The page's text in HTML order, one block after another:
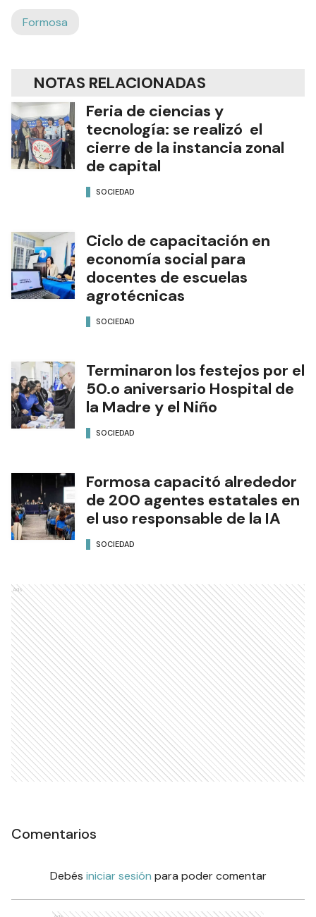
NOTAS RELACIONADAS
Feria de ciencias y
tecnología: se realizó el
cierre de la instancia zonal
de capital
Ciclo de capacitación en
economía social para
docentes de escuelas
agrotécnicas
Terminaron los festejos por el
50.o aniversario Hospital de
la Madre y el Niño
Formosa capacitó alrededor
de 200 agentes estatales en
el uso responsable de la IA
Ads